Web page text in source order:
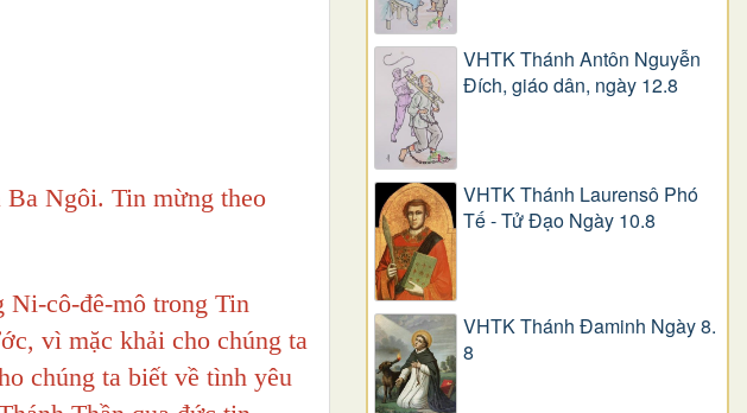
Ngôi. Tin mừng theo
Ni-cô-đê-mô trong Tin
vì mặc khải cho chúng ta
chúng ta biết về tình yêu
VHTK Thánh Antôn Nguyễn
Ðích, giáo dân, ngày 12.8
VHTK Thánh Laurensô Phó
Tế - Tử Đạo Ngày 10.8
VHTK Thánh Đaminh Ngày 8.
8